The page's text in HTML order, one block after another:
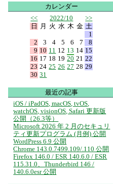
カレンダー
<<
2022/10
>>
日
月 火 水 木 金 土
1
2
3 4 5 6 7
8
9 10 11 12 13 14 15
16 17 18 19 20 21 22
23 24 25 26 27 28 29
30 31
最近の記事
iOS / iPadOS, macOS, tvOS,
watchOS, visionOS, Safari 更新版
公開（26.3等）
Microsoft 2026 年 2 月のセキュリ
ティ更新プログラム (月例) 公開
WordPress 6.9 公開
Chrome 143.0.7499.109/.110 公開
Firefox 146.0 / ESR 140.6.0 / ESR
115.31.0、Thunderbird 146 /
140.6.0esr 公開